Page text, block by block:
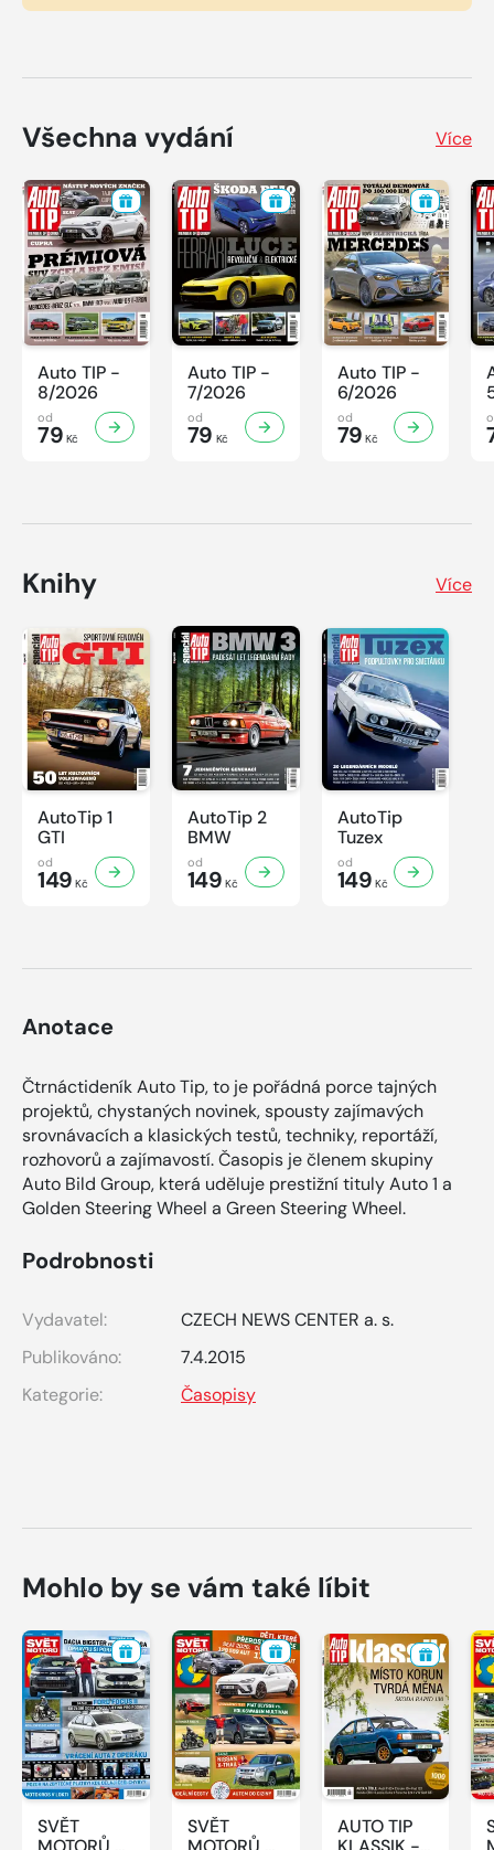
Všechna vydání Více
Auto TIP -
8/2026
od
79 Kč
Auto TIP -
7/2026
od
79 Kč
Auto TIP -
6/2026
od
79 Kč
Knihy Více
AutoTip 1
GTI
od
149 Kč
AutoTip 2
BMW
od
149 Kč
AutoTip
Tuzex
od
149 Kč
Anotace
Čtrnáctideník Auto Tip, to je pořádná porce tajných
projektů, chystaných novinek, spousty zajímavých
srovnávacích a klasických testů, techniky, reportáží,
rozhovorů a zajímavostí. Časopis je členem skupiny
Auto Bild Group, která uděluje prestižní tituly Auto 1 a
Golden Steering Wheel a Green Steering Wheel.
Podrobnosti
Vydavatel:
CZECH NEWS CENTER a. s.
Publikováno:
7.4.2015
Kategorie:
Časopisy
Mohlo by se vám také líbit
SVĚT
SVĚT
AUTO TIP